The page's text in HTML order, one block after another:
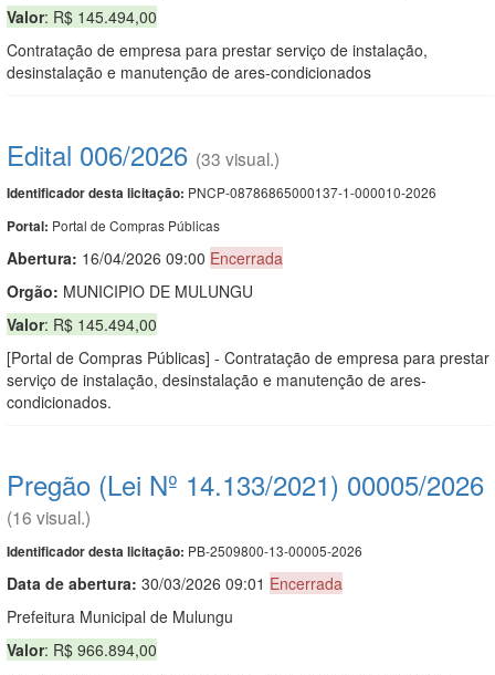
Valor: R$ 145.494,00
Contratação de empresa para prestar serviço de instalação,
desinstalação e manutenção de ares-condicionados
Edital 006/2026 (33 visual.)
Identificador desta licitação: PNCP-08786865000137-1-000010-2026
Portal: Portal de Compras Públicas
Abertura: 16/04/2026 09:00 Encerrada
Orgão: MUNICIPIO DE MULUNGU
Valor: R$ 145.494,00
[Portal de Compras Públicas] - Contratação de empresa para prestar
serviço de instalação, desinstalação e manutenção de ares-
condicionados.
Pregão (Lei Nº 14.133/2021) 00005/2026
(16 visual.)
Identificador desta licitação: PB-2509800-13-00005-2026
Data de abertura: 30/03/2026 09:01 Encerrada
Prefeitura Municipal de Mulungu
Valor: R$ 966.894,00